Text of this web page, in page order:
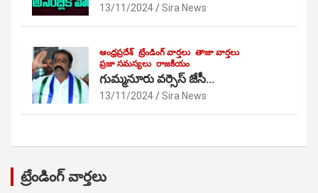
13/11/2024 Sira News
ఆంధ్రప్రదేశ్ ట్రేండింగ్ వార్తలు తాజా వార్తలు
ప్రజా సమస్యలు రాజకీయం
గుమ్మనూరు వర్సెస్ జేసీ…
13/11/2024 Sira News
ట్రేండింగ్ వార్తలు